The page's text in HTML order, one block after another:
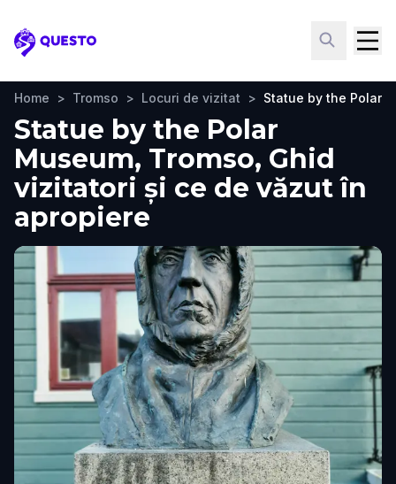
Questo
Home > Tromso > Locuri de vizitat > Statue by the Polar
Statue by the Polar
Museum, Tromso, Ghid
vizitatori și ce de văzut în
apropiere